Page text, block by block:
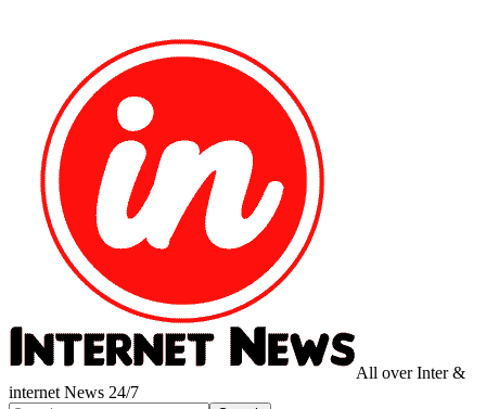
All over Inter &
internet News 24/7